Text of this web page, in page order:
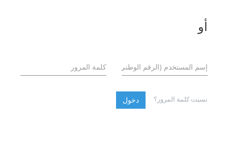
أو
نسيت كلمة المرور؟ دخول